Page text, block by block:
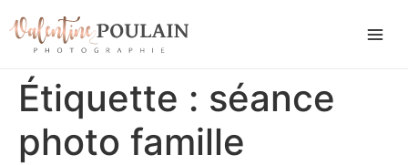
Étiquette : séance
photo famille